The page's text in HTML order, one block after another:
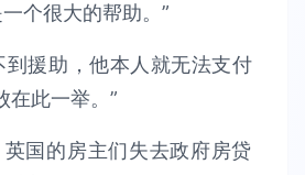
个很大的帮助。”
到援助，他本人就无法支付
在此一举。”